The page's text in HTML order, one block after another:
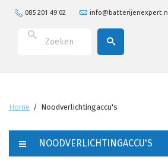
085 201 49 02 info@batterijenexpert.nl
Home / Noodverlichtingaccu's
NOODVERLICHTINGACCU'S